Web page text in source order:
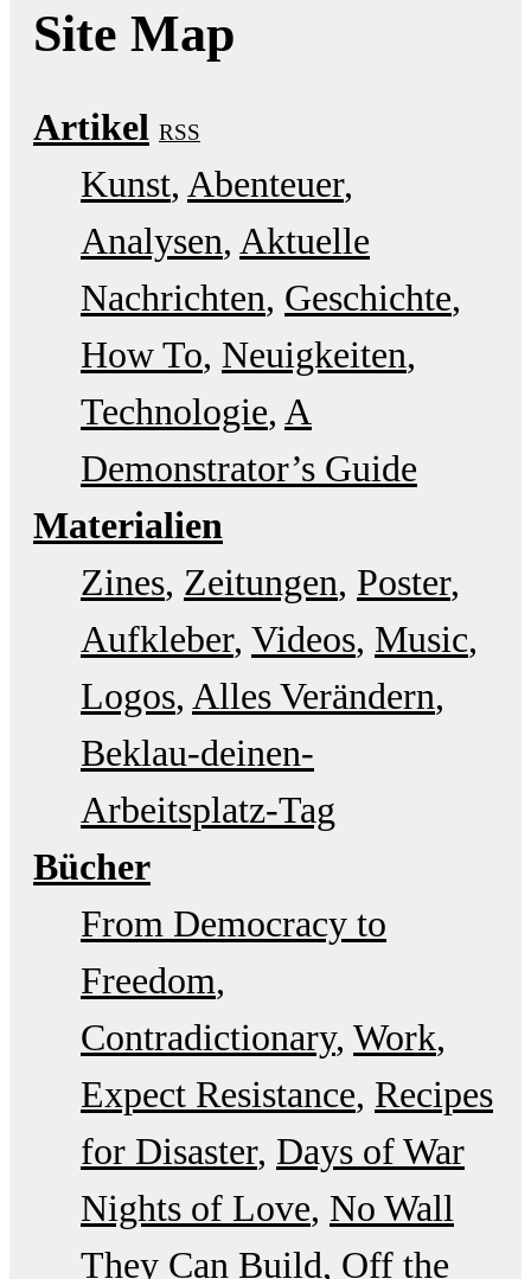
Site Map
Artikel RSS
Kunst Abenteuer
Analysen Aktuelle
Nachrichten Geschichte
How To Neuigkeiten
Technologie A
Demonstrator’s Guide
Materialien
Zines Zeitungen Poster
Aufkleber Videos Music
Logos Alles Verändern
Beklau-deinen-
Arbeitsplatz-Tag
Bücher
From Democracy to
Freedom
Contradictionary Work
Expect Resistance Recipes
for Disaster Days of War
Nights of Love No Wall
They Can Build Off the